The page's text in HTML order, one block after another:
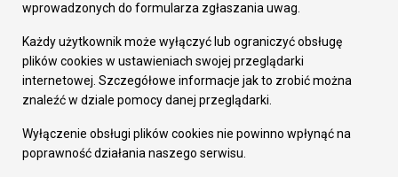
Oferty inwestycyjne
Pozostałe
Deklaracja dostępności
Dane osobowe
Dodaj opinię o witrynie
wprowadzonych do formularza zgłaszania uwag.
Każdy użytkownik może wyłączyć lub ograniczyć obsługę
plików cookies w ustawieniach swojej przeglądarki
internetowej. Szczegółowe informacje jak to zrobić można
znaleźć w dziale pomocy danej przeglądarki.
Wyłączenie obsługi plików cookies nie powinno wpłynąć na
poprawność działania naszego serwisu.